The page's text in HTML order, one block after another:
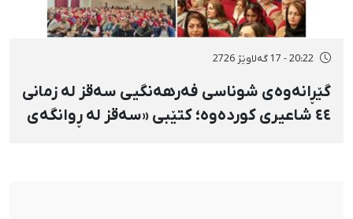
20:22 - 17 گەلاوێژ 2726
گێڕانەوەی شوناسی فەرهەنگیی سەقز لە زمانی
٤٤ شاعیری کوردەوە؛ کتێبی «سەقز لە ڕوانگەی